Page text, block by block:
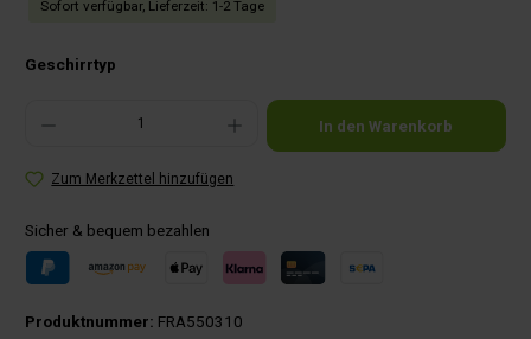
Sofort verfügbar, Lieferzeit: 1-2 Tage
Geschirrtyp
Produkt Anzahl: Gib den gewünschten Wert ein oder benutze die Schaltflächen um die
In den Warenkorb
Zum Merkzettel hinzufügen
Sicher & bequem bezahlen
Produktnummer: FRA550310